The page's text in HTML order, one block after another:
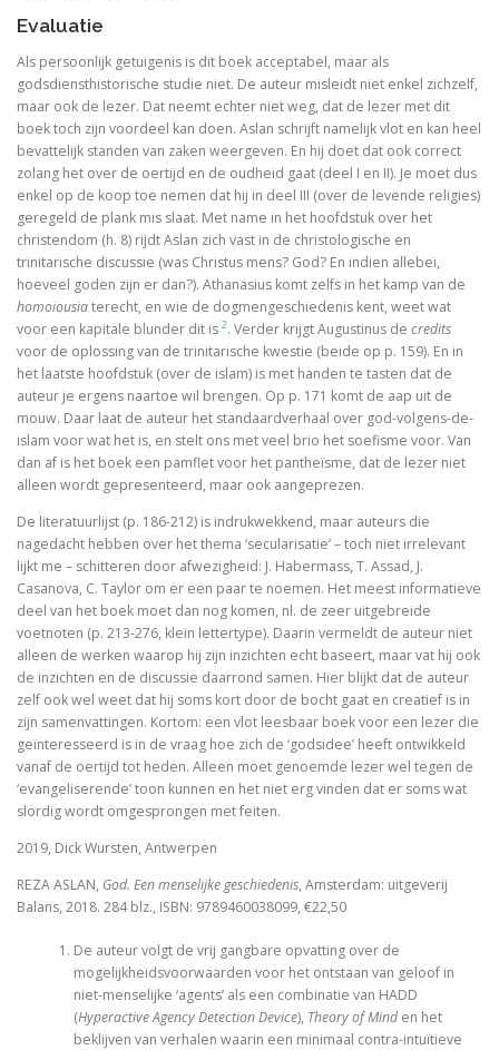
over identiteit
Erasmus: Sometimes a Spin Doctor is Right
levensbeschouwelijke vakken.
God is een vluchteling. De terugkeer van het
De visie van Freinet
De kathedralenbouwers
I judge no one. A political life of Jesus
De evolutie van De Bijbel
On Time, Punctuality, and Discipline in Early
Kierkegaard’s Muse. The mystery of Regine Olson
De Bijbel in de Lage Landen
Nieuw atheïsme, een kritische reactie op Dawkins,
Levensbeschouwing in het middenveld: cement of
Schoonselhof nu! – een
Platoonse liefde (vertaling Symposium)
Is het de schuld van de ENE?
Onder dezelfde sterren
Evaluatie
Als persoonlijk getuigenis is dit boek acceptabel, maar als
godsdiensthistorische studie niet. De auteur misleidt niet enkel zichzelf,
maar ook de lezer. Dat neemt echter niet weg, dat de lezer met dit
boek toch zijn voordeel kan doen. Aslan schrijft namelijk vlot en kan heel
bevattelijk standen van zaken weergeven. En hij doet dat ook correct
zolang het over de oertijd en de oudheid gaat (deel I en II). Je moet dus
enkel op de koop toe nemen dat hij in deel III (over de levende religies)
geregeld de plank mis slaat. Met name in het hoofdstuk over het
christendom (h. 8) rijdt Aslan zich vast in de christologische en
trinitarische discussie (was Christus mens? God? En indien allebei,
hoeveel goden zijn er dan?). Athanasius komt zelfs in het kamp van de
homoiousiaterecht, en wie de dogmengeschiedenis kent, weet wat
voor een kapitale blunder dit is 2. Verder krijgt Augustinus de credits
voor de oplossing van de trinitarische kwestie (beide op p. 159). En in
het laatste hoofdstuk (over de islam) is met handen te tasten dat de
auteur je ergens naartoe wil brengen. Op p. 171 komt de aap uit de
mouw. Daar laat de auteur het standaardverhaal over god-volgens-de-
islam voor wat het is, en stelt ons met veel brio het soefisme voor. Van
dan af is het boek een pamflet voor het pantheïsme, dat de lezer niet
alleen wordt gepresenteerd, maar ook aangeprezen.
De literatuurlijst (p. 186-212) is indrukwekkend, maar auteurs die
nagedacht hebben over het thema ‘secularisatie’ – toch niet irrelevant
lijkt me – schitteren door afwezigheid: J. Habermass, T. Assad, J.
Casanova, C. Taylor om er een paar te noemen. Het meest informatieve
deel van het boek moet dan nog komen, nl. de zeer uitgebreide
voetnoten (p. 213-276, klein lettertype). Daarin vermeldt de auteur niet
alleen de werken waarop hij zijn inzichten echt baseert, maar vat hij ook
de inzichten en de discussie daarrond samen. Hier blijkt dat de auteur
zelf ook wel weet dat hij soms kort door de bocht gaat en creatief is in
zijn samenvattingen. Kortom: een vlot leesbaar boek voor een lezer die
geïnteresseerd is in de vraag hoe zich de ‘godsidee’ heeft ontwikkeld
vanaf de oertijd tot heden. Alleen moet genoemde lezer wel tegen de
‘evangeliserende’ toon kunnen en het niet erg vinden dat er soms wat
slordig wordt omgesprongen met feiten.
2019, Dick Wursten, Antwerpen
REZA ASLAN, God. Een menselijke geschiedenis, Amsterdam: uitgeverij
Balans, 2018. 284 blz., ISBN: 9789460038099, €22,50
De auteur volgt de vrij gangbare opvatting over de
mogelijkheidsvoorwaarden voor het ontstaan van geloof in
niet-menselijke ‘agents’ als een combinatie van HADD
(Hyperactive Agency Detection Device), Theory of Minden het
beklijven van verhalen waarin een minimaal contra-intuïtieve